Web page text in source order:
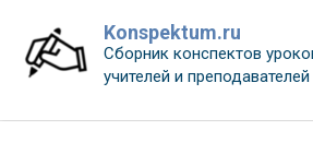
контенту
Konspektum.ru
Сборник конспектов
учителей и преподавателей